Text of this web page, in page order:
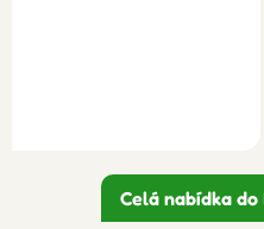
Celá nabídka